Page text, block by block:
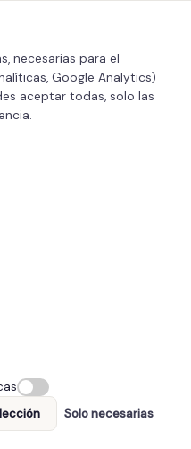
necesarias para el
Google Analytics)
aceptar todas, solo las
Solo necesarias